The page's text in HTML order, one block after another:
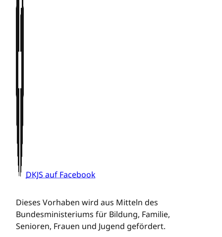
DKJS auf Facebook
Dieses Vorhaben wird aus Mitteln des
Bundesministeriums für Bildung, Familie,
Senioren, Frauen und Jugend gefördert.